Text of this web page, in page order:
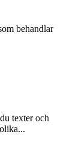
behandlar
texter och